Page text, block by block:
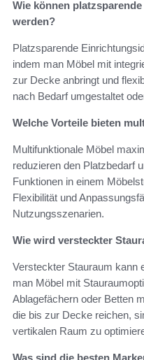
Wie können
werden?
Platzsparende
indem man Möbel mit
zur Decke anbringt und
nach Bedarf umgestaltet
Welche Vorteile bieten
Multifunktionale Möbel
reduzieren den Platzbedarf
Funktionen in einem
Flexibilität und
Nutzungsszenarien.
Wie wird versteckter
Versteckter Stauraum kann
man Möbel mit
Ablagefächern oder Betten
die bis zur Decke reichen,
vertikalen Raum zu
Was sind die besten